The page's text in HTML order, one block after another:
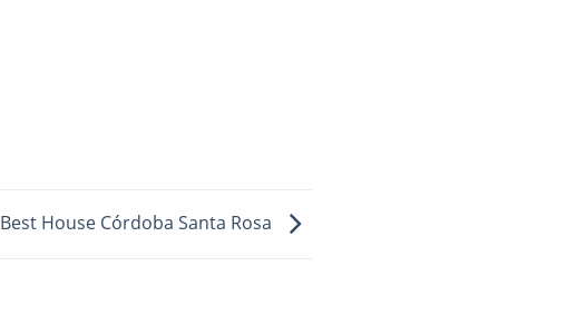
Best House Córdoba Santa Rosa